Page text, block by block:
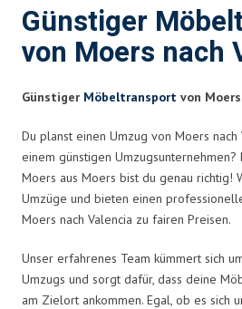
Günstiger
von Moers nach
Günstiger Möbeltransport von
Du planst einen Umzug von Moers nach
einem günstigen Umzugsunternehmen?
Moers aus Moers bist du genau richtig!
Umzüge und bieten einen
Moers nach Valencia zu fairen Preisen.
Unser erfahrenes Team kümmert sich
Umzugs und sorgt dafür, dass deine
am Zielort ankommen. Egal, ob es sich